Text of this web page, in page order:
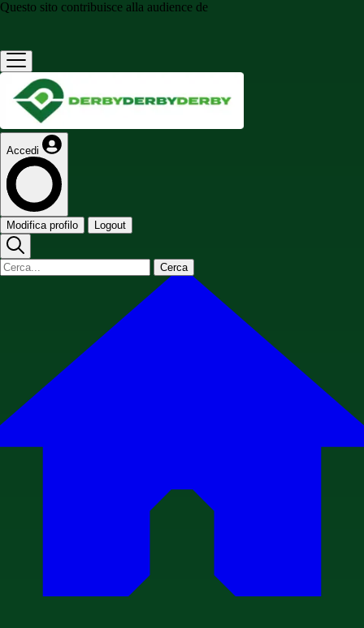
Questo sito contribuisce alla audience de
Accedi
Modifica profilo Logout
Cerca